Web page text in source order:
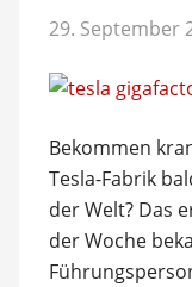
29. September
Bekommen
Tesla-Fabrik
der Welt? Das
der Woche